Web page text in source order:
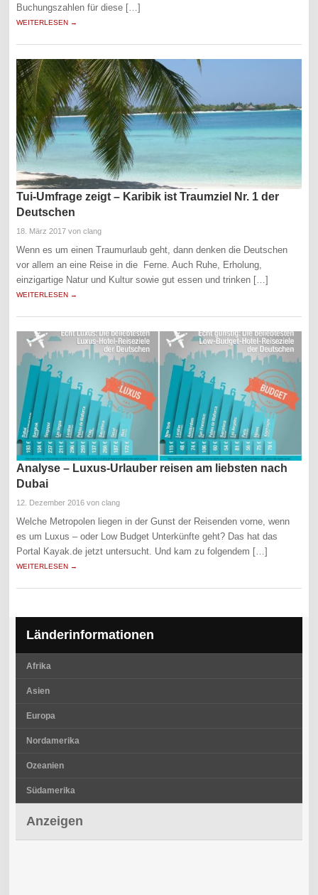
Buchungszahlen für diese […]
WEITERLESEN →
Tui-Umfrage zeigt – Karibik ist Traumziel Nr. 1 der
Deutschen
18. März 2017 von clang
Wenn es um einen Traumurlaub geht, dann denken die Deutschen
vor allem an eine Reise in die Ferne. Auch Ruhe, Erholung,
einzigartige Natur und Kultur sowie gut essen und trinken […]
WEITERLESEN →
Analyse – Luxus-Urlauber reisen am liebsten nach
Dubai
12. Dezember 2016 von clang
Welche Metropolen liegen in der Gunst der Reisenden vorne, wenn
es um Luxus – oder Low Budget Unterkünfte geht? Das hat das
Portal Kayak.de jetzt untersucht. Und kam zu folgendem […]
WEITERLESEN →
Länderinformationen
Afrika
Asien
Europa
Nordamerika
Ozeanien
Südamerika
Anzeigen